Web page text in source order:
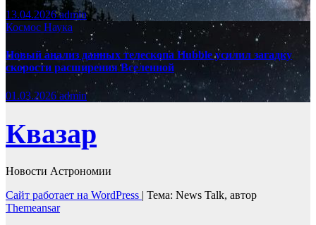
13.04.2026admin
Космос Наука
Новый анализ данных телескопа Hubble усилил загадку
скорости расширения Вселенной
01.03.2026admin
Квазар
Новости Астрономии
Сайт работает на WordPress | Тема: News Talk, автор
Themeansar